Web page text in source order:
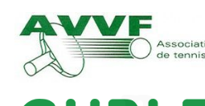
contenu